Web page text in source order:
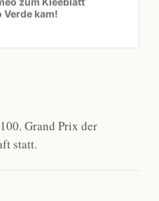
kam!
Grand Prix der
statt.